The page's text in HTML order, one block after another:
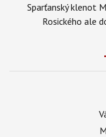
Sparťanský klenot
Rosického ale